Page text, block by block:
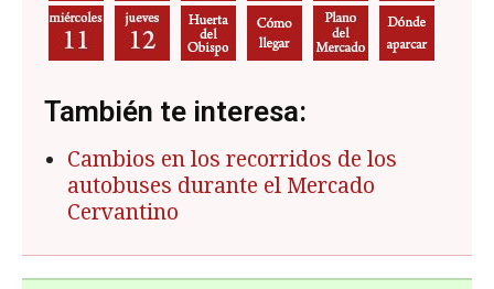
También te interesa:
Cambios en los recorridos de los
autobuses durante el Mercado
Cervantino